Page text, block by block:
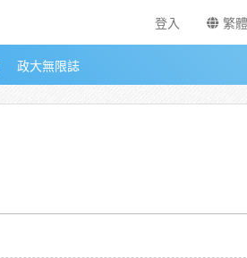
登入 繁體
政大無限誌